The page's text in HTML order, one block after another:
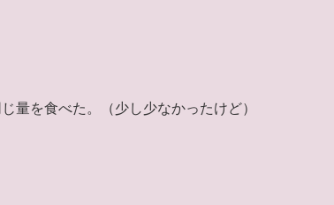
量を食べた。（少し少なかったけど）